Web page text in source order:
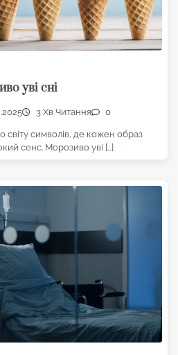
уві сні
3 Хв Читання 0
світу символів, де кожен образ
сенс. Морозиво уві […]